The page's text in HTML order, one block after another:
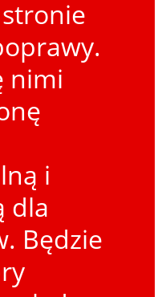
nimi
i
dla
Będzie